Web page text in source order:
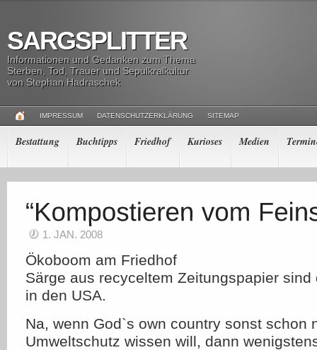
SARGSPLITTER
Informationen und Gedanken zum Thema
Sterben, Tod, Trauer und Sepulkralkultur
von Stephan Hadraschek
IMPRESSUM DATENSCHUTZERKLÄRUNG SITEMAP
Bestattung Buchtipps Friedhof Kurioses Medien
1. JAN. 2008
Ökoboom am Friedhof
Särge aus recyceltem Zeitungspapier sind
in den USA.
Na, wenn God`s own country sonst schon
Umweltschutz wissen will, dann